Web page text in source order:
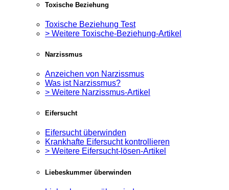
Toxische Beziehung
Toxische Beziehung Test
> Weitere Toxische-Beziehung-Artikel
Narzissmus
Anzeichen von Narzissmus
Was ist Narzissmus?
> Weitere Narzissmus-Artikel
Eifersucht
Eifersucht überwinden
Krankhafte Eifersucht kontrollieren
> Weitere Eifersucht-lösen-Artikel
Liebeskummer überwinden